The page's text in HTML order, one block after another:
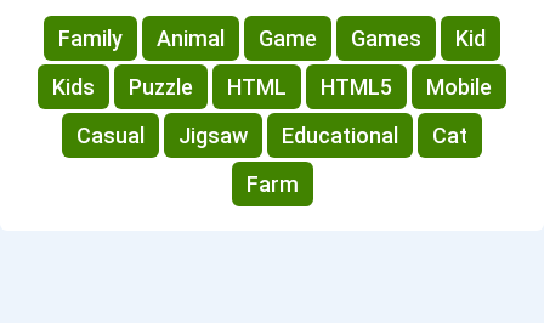
Family Animal Game Games
Kid
Kids
Puzzle HTML HTML5
Mobile
Casual
Jigsaw Educational
Cat
Farm